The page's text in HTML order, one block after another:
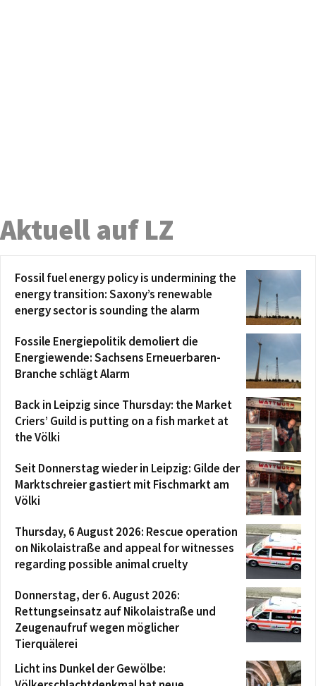
Aktuell auf LZ
Fossil fuel energy policy is undermining the
energy transition: Saxony’s renewable
energy sector is sounding the alarm
Fossile Energiepolitik demoliert die
Energiewende: Sachsens Erneuerbaren-
Branche schlägt Alarm
Back in Leipzig since Thursday: the Market
Criers’ Guild is putting on a fish market at
the Völki
Seit Donnerstag wieder in Leipzig: Gilde der
Marktschreier gastiert mit Fischmarkt am
Völki
Thursday, 6 August 2026: Rescue operation
on Nikolaistraße and appeal for witnesses
regarding possible animal cruelty
Donnerstag, der 6. August 2026:
Rettungseinsatz auf Nikolaistraße und
Zeugenaufruf wegen möglicher
Tierquälerei
Licht ins Dunkel der Gewölbe: